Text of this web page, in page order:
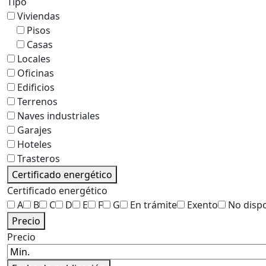
Viviendas
Pisos
Casas
Locales
Oficinas
Edificios
Terrenos
Naves industriales
Garajes
Hoteles
Trasteros
Certificado energético
Certificado energético
A
B C D E F G En trámite Exento
No
Precio
Precio